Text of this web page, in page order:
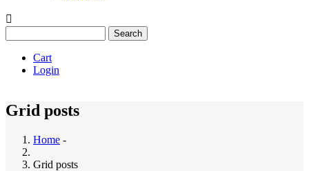
Quịck
Cart
Login
Grid posts
Breadcrumb
Home -
Grid posts